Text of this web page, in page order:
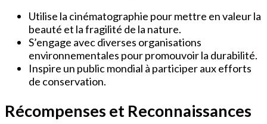
Utilise la cinématographie pour mettre en valeur la
beauté et la fragilité de la nature.
S’engage avec diverses organisations
environnementales pour promouvoir la durabilité.
Inspire un public mondial à participer aux efforts
de conservation.
Récompenses et Reconnaissances